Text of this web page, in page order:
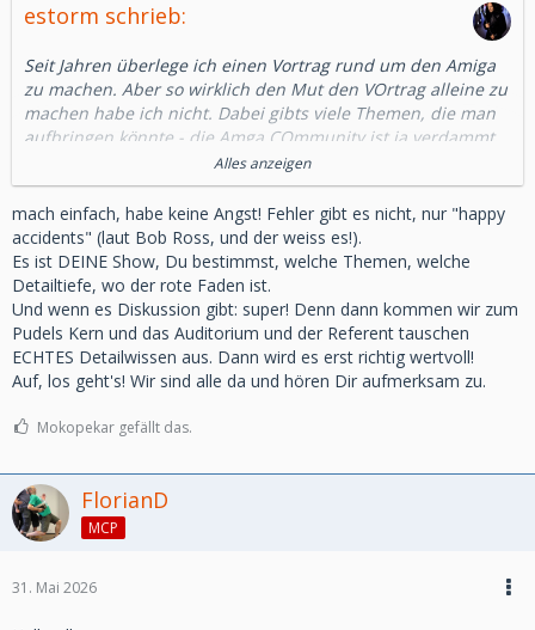
estorm schrieb:
Seit Jahren überlege ich einen Vortrag rund um den Amiga
zu machen. Aber so wirklich den Mut den VOrtrag alleine zu
machen habe ich nicht. Dabei gibts viele Themen, die man
aufbringen könnte - die Amga COmmunity ist ja verdammt
Am liebsten wäre mir ja so ein Thema wie die Vorstellung
einiger zeitgenössischer aber auch moderner Karten: Turbo,
Grafik, Soundkarten.
Wäre denn vielleicht jemand interessiert mit mir im Duo so
einen Vortrag zu machen?
Es soll ein einfacher Einblick in die Welt und die
Möglichkeiten sein, kein Vortrag für die Hardcore-Amigianer.
Mir ist schon klar, dass diese jedes Wort auf die Goldwaage
nehmen und jedes versehentlich falsch verkündete Bit
Also...hätte jemand Lust mit mir etwas zu erzählen und
auch vllt Teil seiner Hardware mit vorzustellen?
Alles anzeigen
mach einfach, habe keine Angst! Fehler gibt es nicht, nur "happy
accidents" (laut Bob Ross, und der weiss es!).
Es ist DEINE Show, Du bestimmst, welche Themen, welche
Detailtiefe, wo der rote Faden ist.
Und wenn es Diskussion gibt: super! Denn dann kommen wir zum
Pudels Kern und das Auditorium und der Referent tauschen
ECHTES Detailwissen aus. Dann wird es erst richtig wertvoll!
Auf, los geht's! Wir sind alle da und hören Dir aufmerksam zu.
Mokopekar gefällt das.
FlorianD
MCP
31. Mai 2026